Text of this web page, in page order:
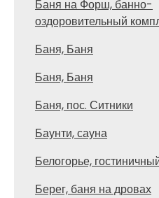
Баня на Форш, банно-
оздоровительный
Баня, Баня
Баня, Баня
Баня, пос. Ситники
Баунти, сауна
Белогорье,
Берег, баня на дровах